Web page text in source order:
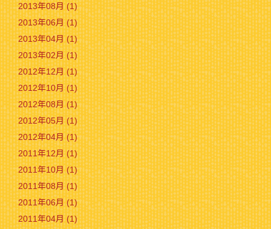
2013年08月 (1)
2013年06月 (1)
2013年04月 (1)
2013年02月 (1)
2012年12月 (1)
2012年10月 (1)
2012年08月 (1)
2012年05月 (1)
2012年04月 (1)
2011年12月 (1)
2011年10月 (1)
2011年08月 (1)
2011年06月 (1)
2011年04月 (1)